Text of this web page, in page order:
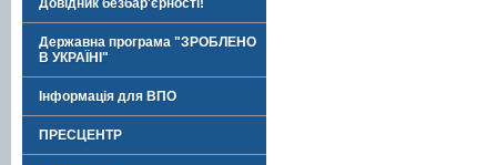
Довідник безбар'єрності!
Державна програма "ЗРОБЛЕНО
В УКРАЇНІ"
Інформація для ВПО
ПРЕСЦЕНТР